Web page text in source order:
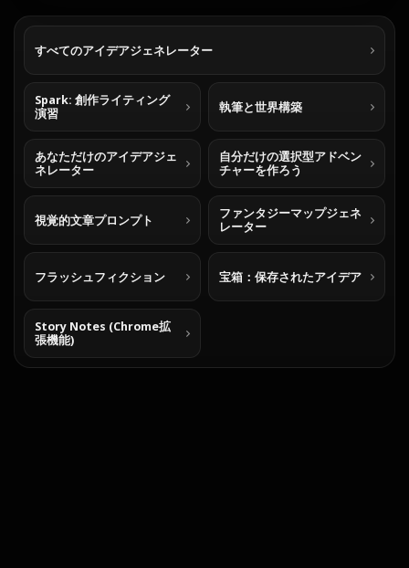
すべてのアイデアジェネレーター
Spark: 創作ライティング
演習
執筆と世界構築
あなただけのアイデアジェ
ネレーター
自分だけの選択型アドベン
チャーを作ろう
視覚的文章プロンプト
ファンタジーマップジェネ
レーター
フラッシュフィクション 宝箱：保存されたアイデア
Story Notes (Chrome拡
張機能)